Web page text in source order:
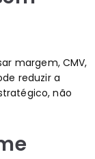
margem, CMV,
reduzir a
não